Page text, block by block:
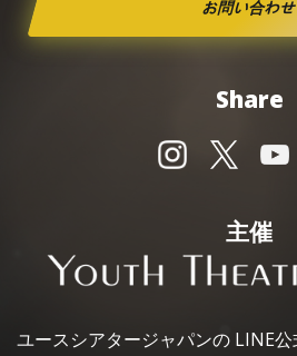
お問い合わせ
Share
主催
ユースシアタージャパンの LINE